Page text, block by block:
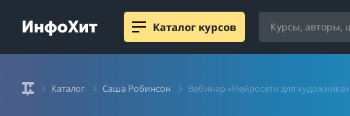
Каталог курсов
Каталог Саша Робинсон Вебинар «Нейросети для художника»